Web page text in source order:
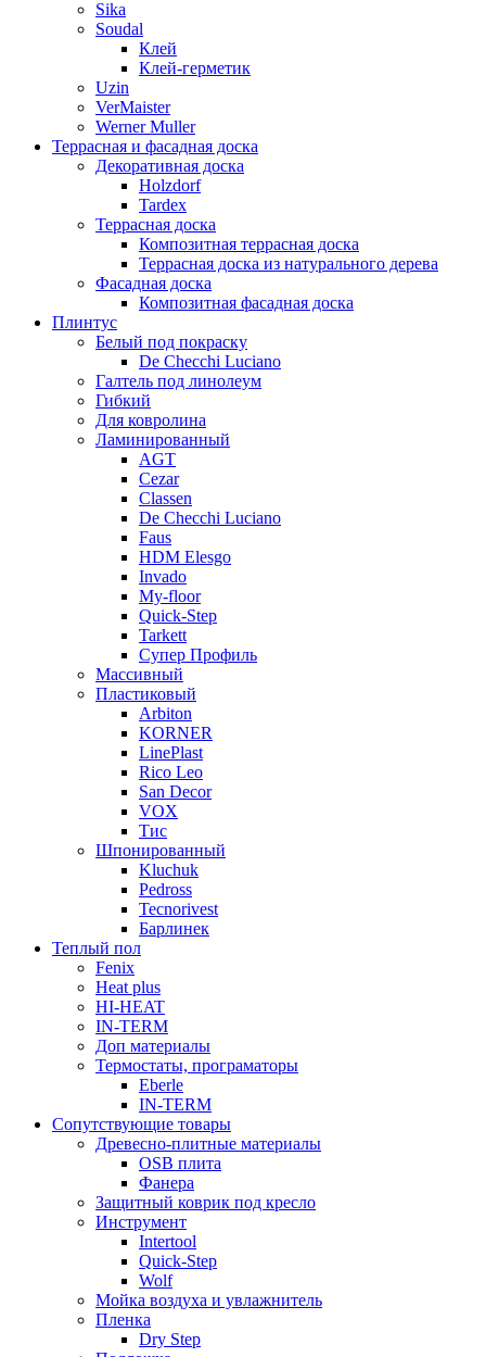
Sika
Soudal
Клей
Клей-герметик
Uzin
VerMaister
Werner Muller
Террасная и фасадная доска
Декоративная доска
Holzdorf
Tardex
Террасная доска
Композитная террасная доска
Террасная доска из натурального дерева
Фасадная доска
Композитная фасадная доска
Плинтус
Белый под покраску
De Checchi Luciano
Галтель под линолеум
Гибкий
Для ковролина
Ламинированный
AGT
Cezar
Classen
De Checchi Luciano
Faus
HDM Elesgo
Invado
My-floor
Quick-Step
Tarkett
Супер Профиль
Массивный
Пластиковый
Arbiton
KORNER
LinePlast
Rico Leo
San Decor
VOX
Тис
Шпонированный
Kluchuk
Pedross
Tecnorivest
Барлинек
Теплый пол
Fenix
Heat plus
HI-HEAT
IN-TERM
Доп материалы
Термостаты, програматоры
Eberle
IN-TERM
Сопутствующие товары
Древесно-плитные материалы
OSB плита
Фанера
Защитный коврик под кресло
Инструмент
Intertool
Quick-Step
Wolf
Мойка воздуха и увлажнитель
Пленка
Dry Step